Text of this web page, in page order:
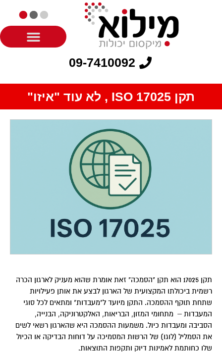
09-7410092
תקן ISO 17025 , לא עוד "איזו"
תקן 17025 הוא תקן "הסמכה" זאת אומרת שהוא מעניק לארגון הכרה
רשמית ביכולתו המקצועית של הארגון לבצע את אותן פעילויות
שתחת תוקף ההסמכה. התקן מיועד ל"מעבדות" ומתאים לכל סוגי
המעבדות – מתחומי המזון, הבריאות, האלקטרוניקה, הבנייה,
הסביבה ומעבדות כיול. משמעות ההסמכה היא שהארגון רשאי לשים
את הסמליל (לוגו) של הרשות המסמיכה על דוחות הבדיקה או הכיול
שלו כחותמת לאמינות דיוק ותקפות התוצאות.